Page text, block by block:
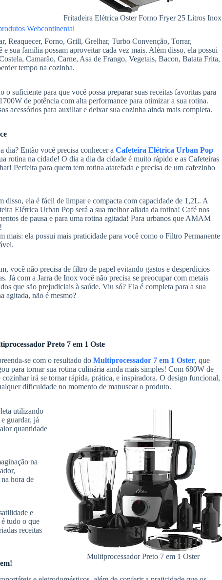
Fritadeira Elétrica Oster Forno Fryer 25 Litros Inox
Reaquecer, Forno, Grill, Grelhar, Turbo Convenção, Torrar,
sua família possam aproveitar cada vez mais. Além disso, ela possui
Camarão, Carne, Asa de Frango, Vegetais, Bacon, Batata Frita,
tempo na cozinha.
o suficiente para que você possa preparar suas receitas favoritas para
de potência com alta performance para otimizar a sua rotina.
acessórios para auxiliar e deixar sua cozinha ainda mais completa.
dia? Então você precisa conhecer a Cafeteira Elétrica Urban Pop
rotina na cidade! O dia a dia da cidade é muito rápido e as Cafeteiras
Perfeita para quem tem rotina atarefada e precisa de um cafezinho
disso, ela é fácil de limpar e compacta com capacidade de 1,2L. A
Elétrica Urban Pop será a sua melhor aliada da rotina! Café nos
de pausa e para uma rotina agitada! Para urbanos que AMAM
mais: ela possui mais praticidade para você como o Filtro Permanente
você não precisa de filtro de papel evitando gastos e desperdícios
Já com a Jarra de Inox você não precisa se preocupar com metais
que são prejudiciais à saúde. Viu só? Ela é completa para a sua
agitada, não é mesmo?
Preto 7 em 1 Oste
se com o resultado do Multiprocessador 7 em 1 Oster, que
para tornar sua rotina culinária ainda mais simples! Com 680W de
irá se tornar rápida, prática, e inspiradora. O design funcional,
dificuldade no momento de manusear o produto.
Multiprocessador Preto 7 em 1 Oster
utilizando
guardar, já
quantidade
na
hora de
e
tudo o que
receitas